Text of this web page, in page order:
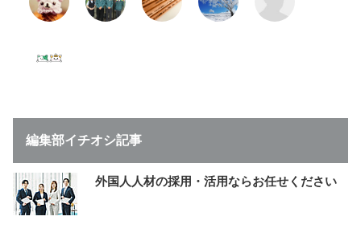
編集部イチオシ記事
外国人人材の採用・活用ならお任せください